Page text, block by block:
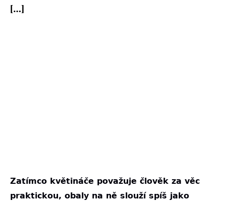
[…]
Zatímco květináče považuje člověk za věc
praktickou, obaly na ně slouží spíš jako